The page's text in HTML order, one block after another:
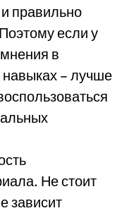
правильно
если у
в
навыках – лучше
Не стоит
зависит